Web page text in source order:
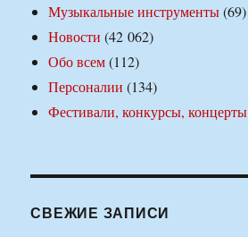
Музыкальные инструменты(69)
Новости (42 062)
Обо всем(112)
Персоналии (134)
Фестивали, конкурсы, концерты
СВЕЖИЕ ЗАПИСИ